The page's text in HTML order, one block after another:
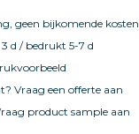
geen bijkomende kosten
d / bedrukt 5-7 d
Vraag een offerte aan
product sample aan